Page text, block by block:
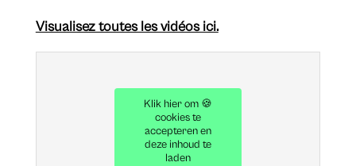
Visualisez toutes les vidéos ici.
Klik hier om 🍪
cookies te
accepteren en
deze inhoud te
laden